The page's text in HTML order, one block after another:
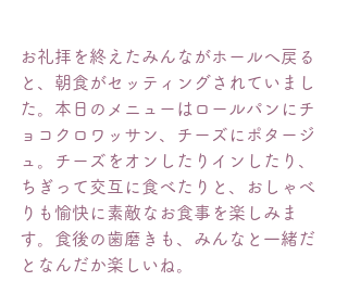
お礼拝を終えたみんながホールへ戻る
と、朝食がセッティングされていまし
た。本日のメニューはロールパンにチ
ョコクロワッサン、チーズにポタージ
ュ。チーズをオンしたりインしたり、
ちぎって交互に食べたりと、おしゃべ
りも愉快に素敵なお食事を楽しみま
す。食後の歯磨きも、みんなと一緒だ
となんだか楽しいね。